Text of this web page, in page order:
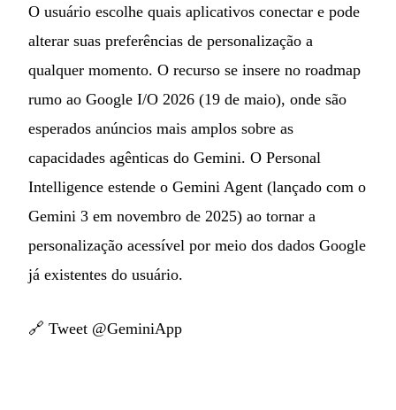
O usuário escolhe quais aplicativos conectar e pode
alterar suas preferências de personalização a
qualquer momento. O recurso se insere no roadmap
rumo ao Google I/O 2026 (19 de maio), onde são
esperados anúncios mais amplos sobre as
capacidades agênticas do Gemini. O Personal
Intelligence estende o Gemini Agent (lançado com o
Gemini 3 em novembro de 2025) ao tornar a
personalização acessível por meio dos dados Google
já existentes do usuário.
🔗 Tweet @GeminiApp